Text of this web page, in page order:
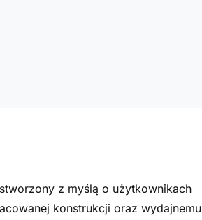
z myślą o użytkownikach
konstrukcji oraz wydajnemu